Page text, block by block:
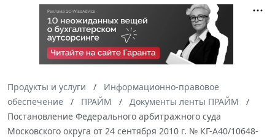
Продукты и услуги
Информационно-правовое
обеспечение
ПРАЙМ
Документы ленты ПРАЙМ
Постановление Федерального арбитражного суда
Московского округа от 24 сентября 2010 г. № КГ-А40/10648-